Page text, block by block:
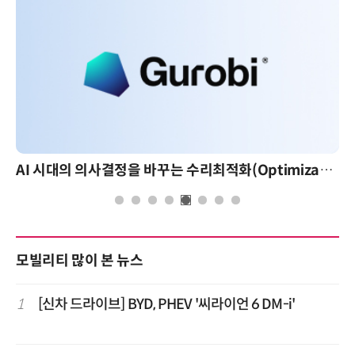
AI 시대의 의사결정을 바꾸는 수리최적화(Optimization): 실제 산업 적용 사례와 활용 전략
모빌리티 많이 본 뉴스
1 [신차 드라이브] BYD, PHEV '씨라이언 6 DM-i'